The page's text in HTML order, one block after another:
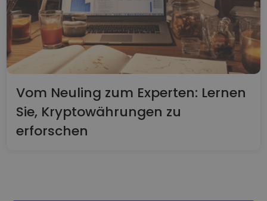
Vom Neuling zum Experten: Lernen
Sie, Kryptowährungen zu
erforschen
FUNKTIONALITÄT